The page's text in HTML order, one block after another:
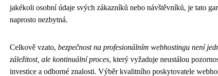
jakékoli osobní údaje svých zákazníků nebo návštěvníků, je tato
naprosto nezbytná.
Celkově vzato, bezpečnost na profesionálním webhostingu není
záležitost, ale kontinuální proces, který vyžaduje neustálou
investice a odborné znalosti. Výběr kvalitního poskytovatele